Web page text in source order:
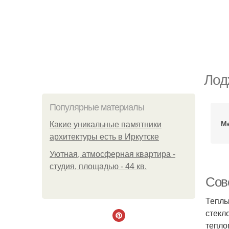
Популярные материалы
Какие уникальные памятники
архитектуры есть в Иркутске
Уютная, атмосферная квартира -
студия, площадью - 44 кв.